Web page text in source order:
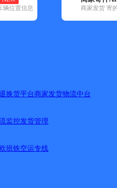
辆位置信息
商家发货 寄
换货平台商家发货物流中台
监控发货管理
班铁空运专线
垣市
省新乡市长垣市蒲西街道国际